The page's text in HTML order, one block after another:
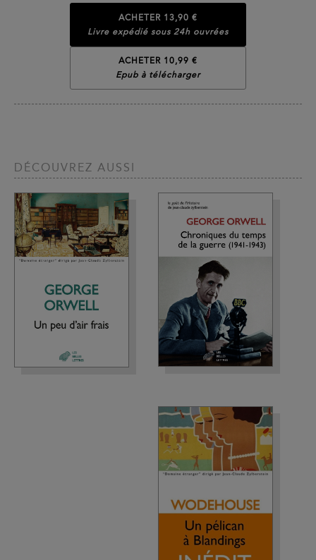
ACHETER 13,90 €
Livre expédié sous 24h ouvrées
ACHETER 10,99 €
Epub à télécharger
DÉCOUVREZ AUSSI